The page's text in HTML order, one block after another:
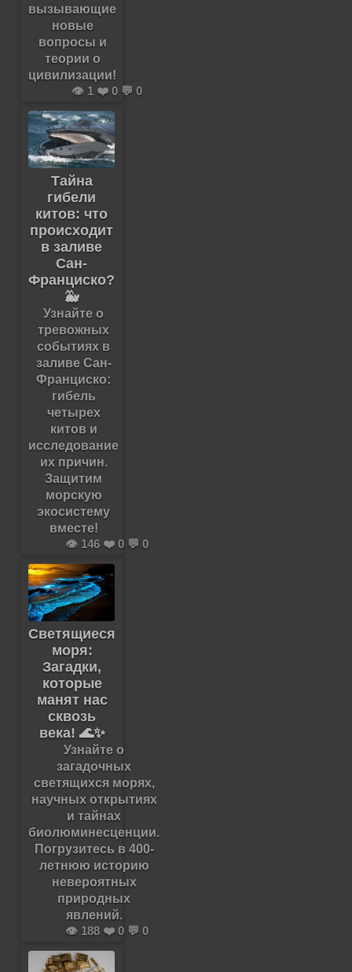
вызывающие
новые
вопросы и
теории о
цивилизации!
👁️ 1 ❤️ 0 💬 0
Тайна
гибели
китов: что
происходит
в заливе
Сан-
Франциско?
🐳
Узнайте о
тревожных
событиях в
заливе Сан-
Франциско:
гибель
четырех
китов и
исследование
их причин.
Защитим
морскую
экосистему
вместе!
👁️ 146 ❤️ 0 💬 0
Светящиеся
моря:
Загадки,
которые
манят нас
сквозь
века! 🌊✨
Узнайте о
загадочных
светящихся морях,
научных открытиях
и тайнах
биолюминесценции.
Погрузитесь в 400-
летнюю историю
невероятных
природных
явлений.
👁️ 188 ❤️ 0 💬 0